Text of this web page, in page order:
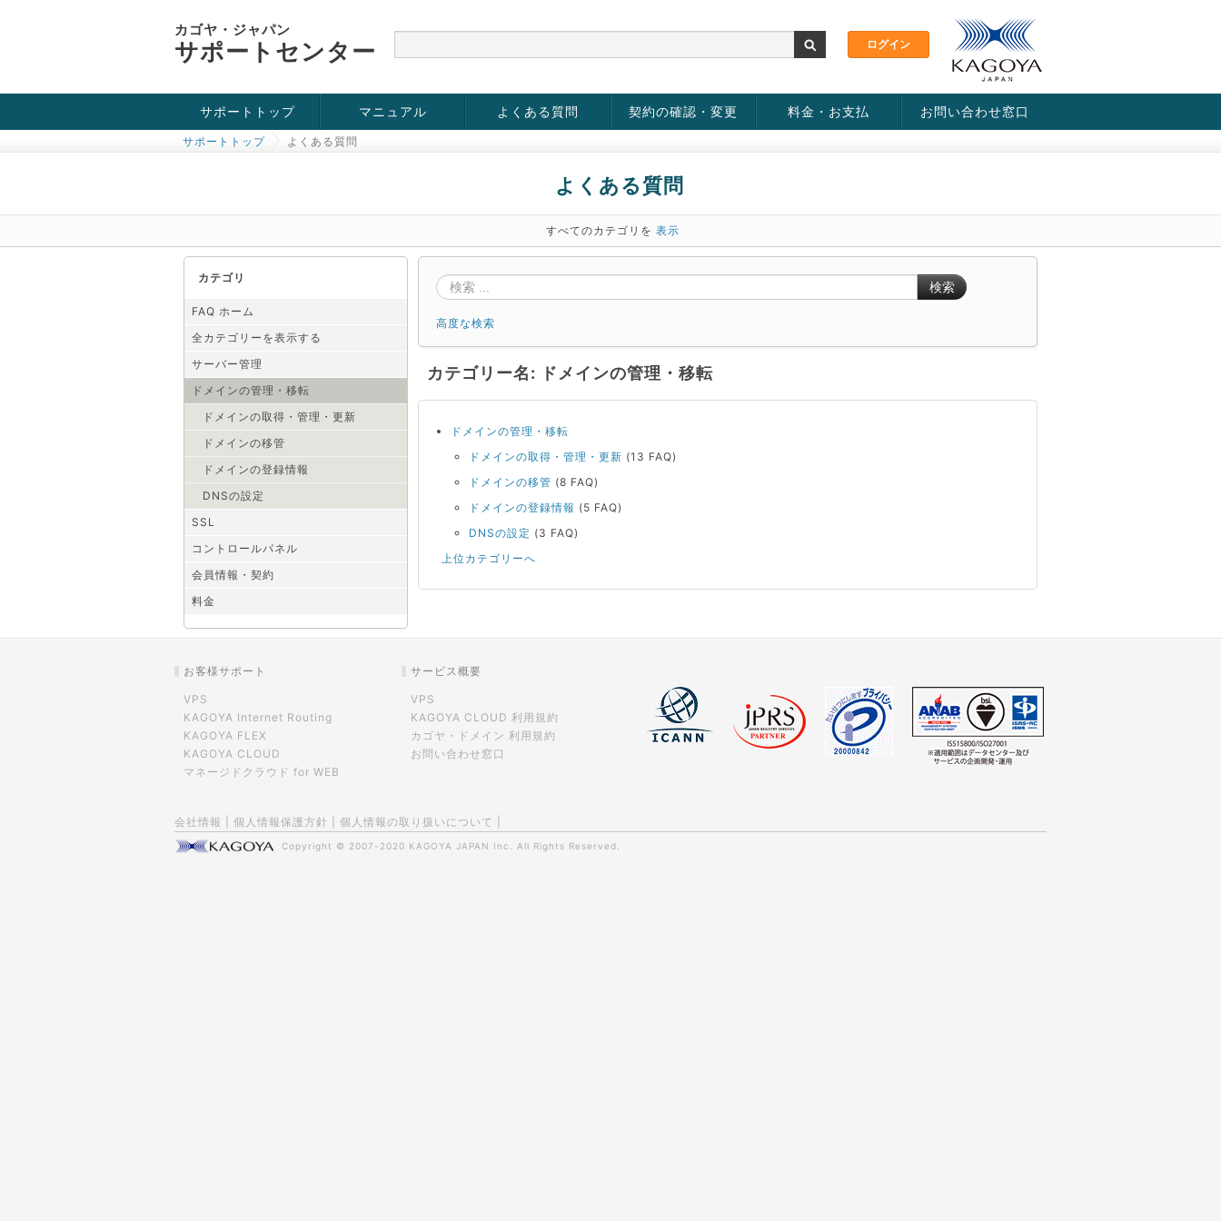
カゴヤ・ジャパン
サポートセンター
サポートトップ
お役立ち情報
チュートリアル
障害・メンテナンス情報
マニュアル よくある質問 契約の確認・変更 料金・お支払 お問い合わせ窓口
サポートトップ よくある質問
よくある質問
すべてのカテゴリを 表示
カテゴリ
FAQ ホーム
全カテゴリーを表示する
サーバー管理
ドメインの管理・移転
ドメインの取得・管理・更新
ドメインの移管
ドメインの登録情報
DNSの設定
SSL
コントロールパネル
会員情報・契約
料金
検索
高度な検索
カテゴリー名: ドメインの管理・移転
ドメインの管理・移転
ドメインの取得・管理・更新 (13 FAQ)
ドメインの移管 (8 FAQ)
ドメインの登録情報 (5 FAQ)
DNSの設定 (3 FAQ)
上位カテゴリーへ
お客様サポート
VPS
KAGOYA Internet Routing
KAGOYA FLEX
KAGOYA CLOUD
マネージドクラウド for WEB
サービス概要
VPS
KAGOYA CLOUD 利用規約
カゴヤ・ドメイン 利用規約
お問い合わせ窓口
会社情報 個人情報保護方針 個人情報の取り扱いについて
Copyright © 2007-2020 KAGOYA JAPAN Inc. All Rights Reserved.